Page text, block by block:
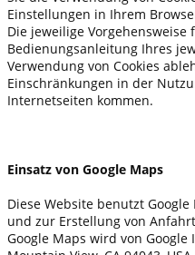
Einstellungen in Ihrem
Die jeweilige Vorgehensweise
Bedienungsanleitung Ihres
Verwendung von Cookies
Einschränkungen in der
Internetseiten kommen.
Einsatz von Google Maps
Diese Website benutzt
und zur Erstellung von
Google Maps wird von Google